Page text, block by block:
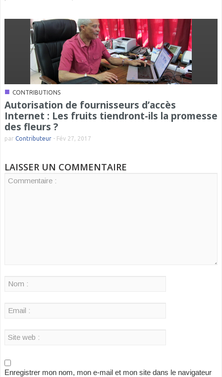
■ CONTRIBUTIONS
Autorisation de fournisseurs d’accès
Internet : Les fruits tiendront-ils la promesse
des fleurs ?
par Contributeur - Fév 27, 2017
LAISSER UN COMMENTAIRE
Enregistrer mon nom, mon e-mail et mon site dans le navigateur